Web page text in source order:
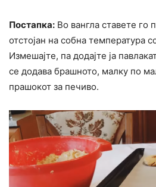
Постапка: Во вангла ставете го
отстојан на собна температура
Измешајте, па додајте ја
се додава брашното, малку по
прашокот за печиво.